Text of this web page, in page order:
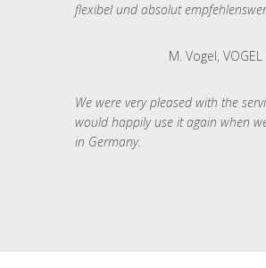
flexibel und absolut
M. Vogel,
We were very pleased with the
would happily use it again when
in Germany.